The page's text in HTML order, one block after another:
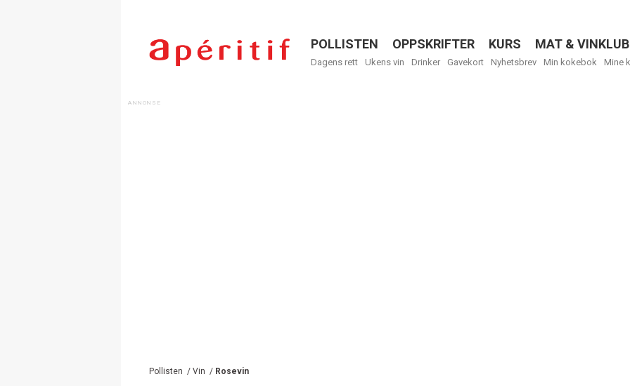
Menu
POLLISTEN OPPSKRIFTER KURS MAT &
Dagens rett Ukens vin Drinker Gavekort Nyhetsbrev Min kokebok Mine
Pollisten / Vin / Rosevin